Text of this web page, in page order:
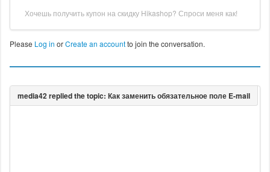
Хочешь получить купон на скидку Hikashop? Спроси меня как!
Please Log in orCreate an accountto join the conversation.